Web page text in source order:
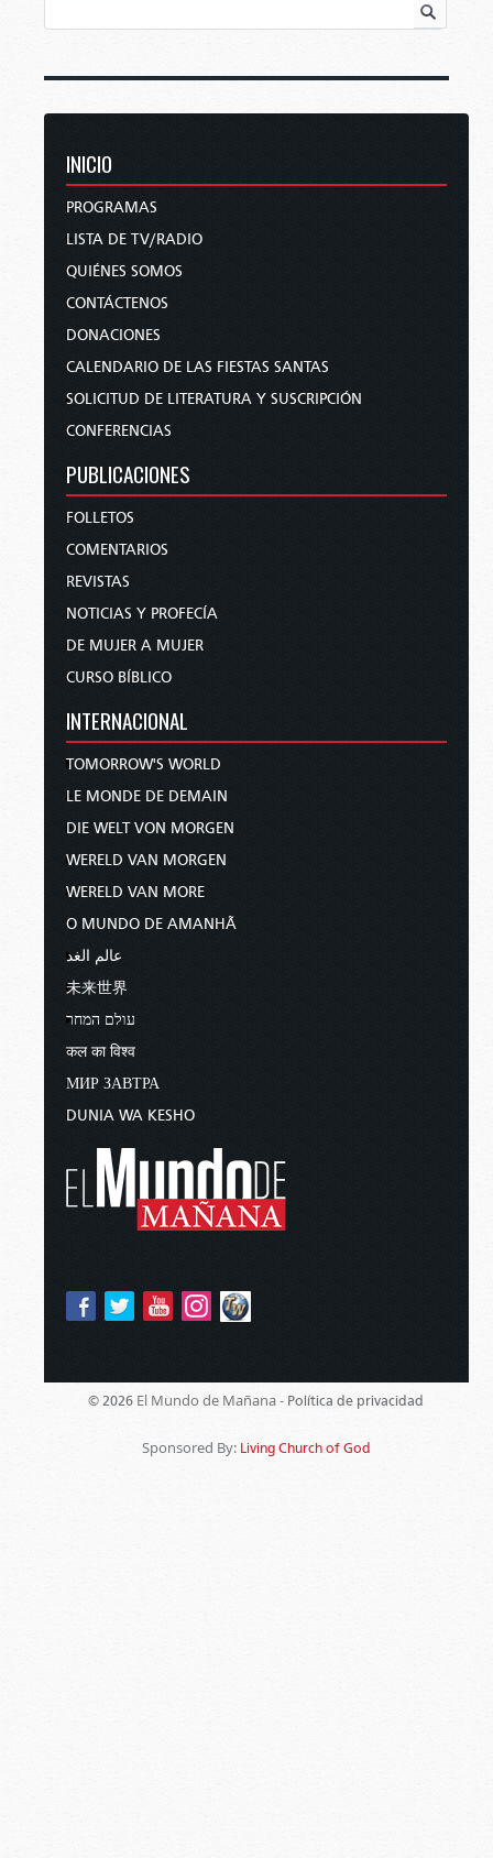
INICIO
PROGRAMAS
LISTA DE TV/RADIO
QUIÉNES SOMOS
CONTÁCTENOS
DONACIONES
CALENDARIO DE LAS FIESTAS SANTAS
SOLICITUD DE LITERATURA Y SUSCRIPCIÓN
CONFERENCIAS
PUBLICACIONES
FOLLETOS
COMENTARIOS
REVISTAS
NOTICIAS Y PROFECÍA
DE MUJER A MUJER
CURSO BÍBLICO
INTERNACIONAL
TOMORROW'S WORLD
LE MONDE DE DEMAIN
DIE WELT VON MORGEN
WERELD VAN MORGEN
WERELD VAN MORE
O MUNDO DE AMANHÃ
عالم الغد
未来世界
עולם המחר
कल का विश्व
МИР ЗАВТРА
DUNIA WA KESHO
© 2026 El Mundo de Mañana - Política de privacidad
Sponsored By: Living Church of God